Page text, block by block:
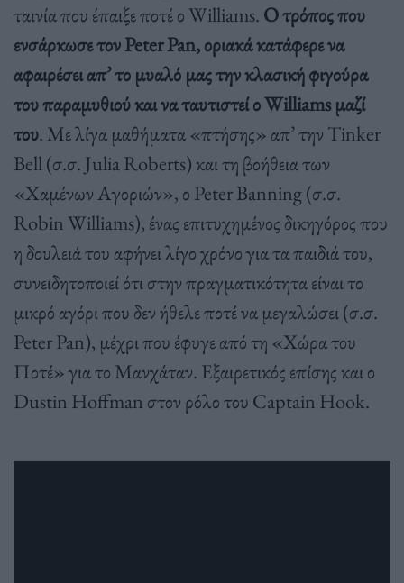
ταινία που έπαιξε ποτέ ο Williams. Ο τρόπος που
ενσάρκωσε τον Peter Pan, οριακά κατάφερε να
αφαιρέσει απ’ το μυαλό μας την κλασική φιγούρα
του παραμυθιού και να ταυτιστεί ο Williams μαζί
του. Με λίγα μαθήματα «πτήσης» απ’ την Tinker
Bell (σ.σ. Julia Roberts) και τη βοήθεια των
«Χαμένων Αγοριών», ο Peter Banning (σ.σ.
Robin Williams), ένας επιτυχημένος δικηγόρος που
η δουλειά του αφήνει λίγο χρόνο για τα παιδιά του,
συνειδητοποιεί ότι στην πραγματικότητα είναι το
μικρό αγόρι που δεν ήθελε ποτέ να μεγαλώσει (σ.σ.
Peter Pan), μέχρι που έφυγε από τη «Χώρα του
Ποτέ» για το Μανχάταν. Εξαιρετικός επίσης και ο
Dustin Hoffman στον ρόλο του Captain Hook.